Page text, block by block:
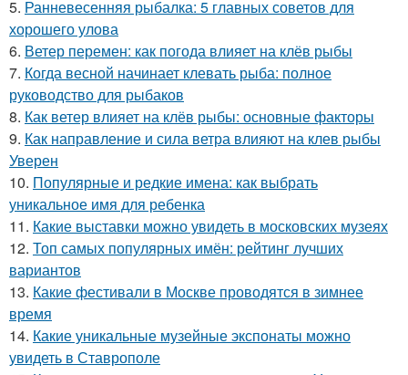
5. Ранневесенняя рыбалка: 5 главных советов для
хорошего улова
6. Ветер перемен: как погода влияет на клёв рыбы
7. Когда весной начинает клевать рыба: полное
руководство для рыбаков
8. Как ветер влияет на клёв рыбы: основные факторы
9. Как направление и сила ветра влияют на клев рыбы
Уверен
10. Популярные и редкие имена: как выбрать
уникальное имя для ребенка
11. Какие выставки можно увидеть в московских музеях
12. Топ самых популярных имён: рейтинг лучших
вариантов
13. Какие фестивали в Москве проводятся в зимнее
время
14. Какие уникальные музейные экспонаты можно
увидеть в Ставрополе